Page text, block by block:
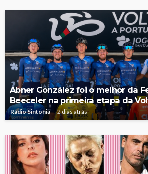
Abner González foi o melhor da
Beeceler na primeira etapa da
Rádio Sintonia 2 dias atrás